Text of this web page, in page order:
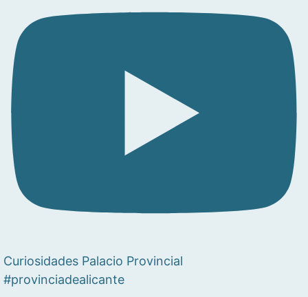
Curiosidades Palacio Provincial
#provinciadealicante